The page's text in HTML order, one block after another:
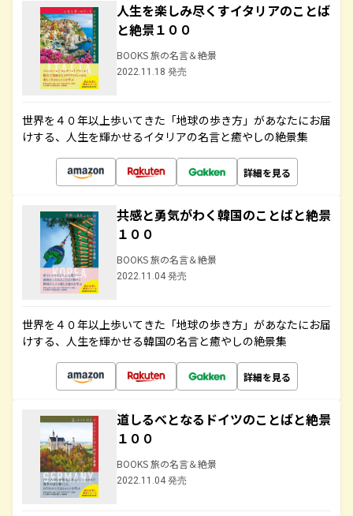
人生を楽しみ尽くすイタリアのことば
と絶景１００
BOOKS 旅の名言＆絶景
2022.11.18 発売
世界を４０年以上歩いてきた「地球の歩き方」があなたにお届
けする、人生を輝かせるイタリアの名言と癒やしの絶景集
詳細を見る
共感と勇気がわく韓国のことばと絶景
１００
BOOKS 旅の名言＆絶景
2022.11.04 発売
世界を４０年以上歩いてきた「地球の歩き方」があなたにお届
けする、人生を輝かせる韓国の名言と癒やしの絶景集
詳細を見る
道しるべとなるドイツのことばと絶景
１００
BOOKS 旅の名言＆絶景
2022.11.04 発売